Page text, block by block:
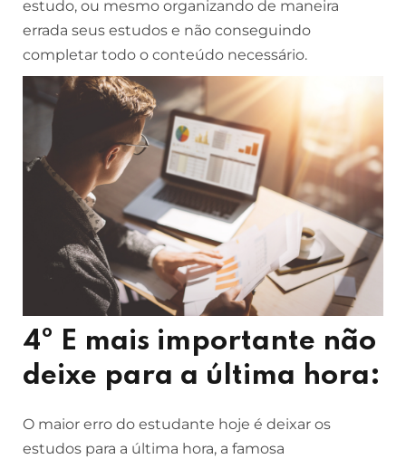
estudo, ou mesmo organizando de maneira
errada seus estudos e não conseguindo
completar todo o conteúdo necessário.
4º E mais importante não
deixe para a última hora:
O maior erro do estudante hoje é deixar os
estudos para a última hora, a famosa